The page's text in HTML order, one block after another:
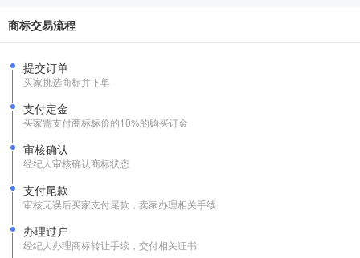
商标交易流程
提交订单
买家挑选商标并下单
支付定金
买家需支付商标标价的10%的购买订金
审核确认
经纪人审核确认商标状态
支付尾款
审核无误后买家支付尾款，卖家办理相关手续
办理过户
经纪人办理商标转让手续，交付相关证书